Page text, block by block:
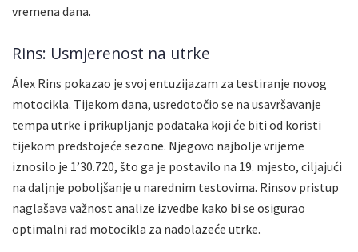
vremena dana.
Rins: Usmjerenost na utrke
Álex Rins pokazao je svoj entuzijazam za testiranje novog
motocikla. Tijekom dana, usredotočio se na usavršavanje
tempa utrke i prikupljanje podataka koji će biti od koristi
tijekom predstojeće sezone. Njegovo najbolje vrijeme
iznosilo je 1’30.720, što ga je postavilo na 19. mjesto, ciljajući
na daljnje poboljšanje u narednim testovima. Rinsov pristup
naglašava važnost analize izvedbe kako bi se osigurao
optimalni rad motocikla za nadolazeće utrke.